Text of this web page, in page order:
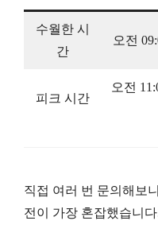
수월한 시
간
오전
피크 시간
오전
직접 여러 번 문의해보
전이 가장 혼잡했습니